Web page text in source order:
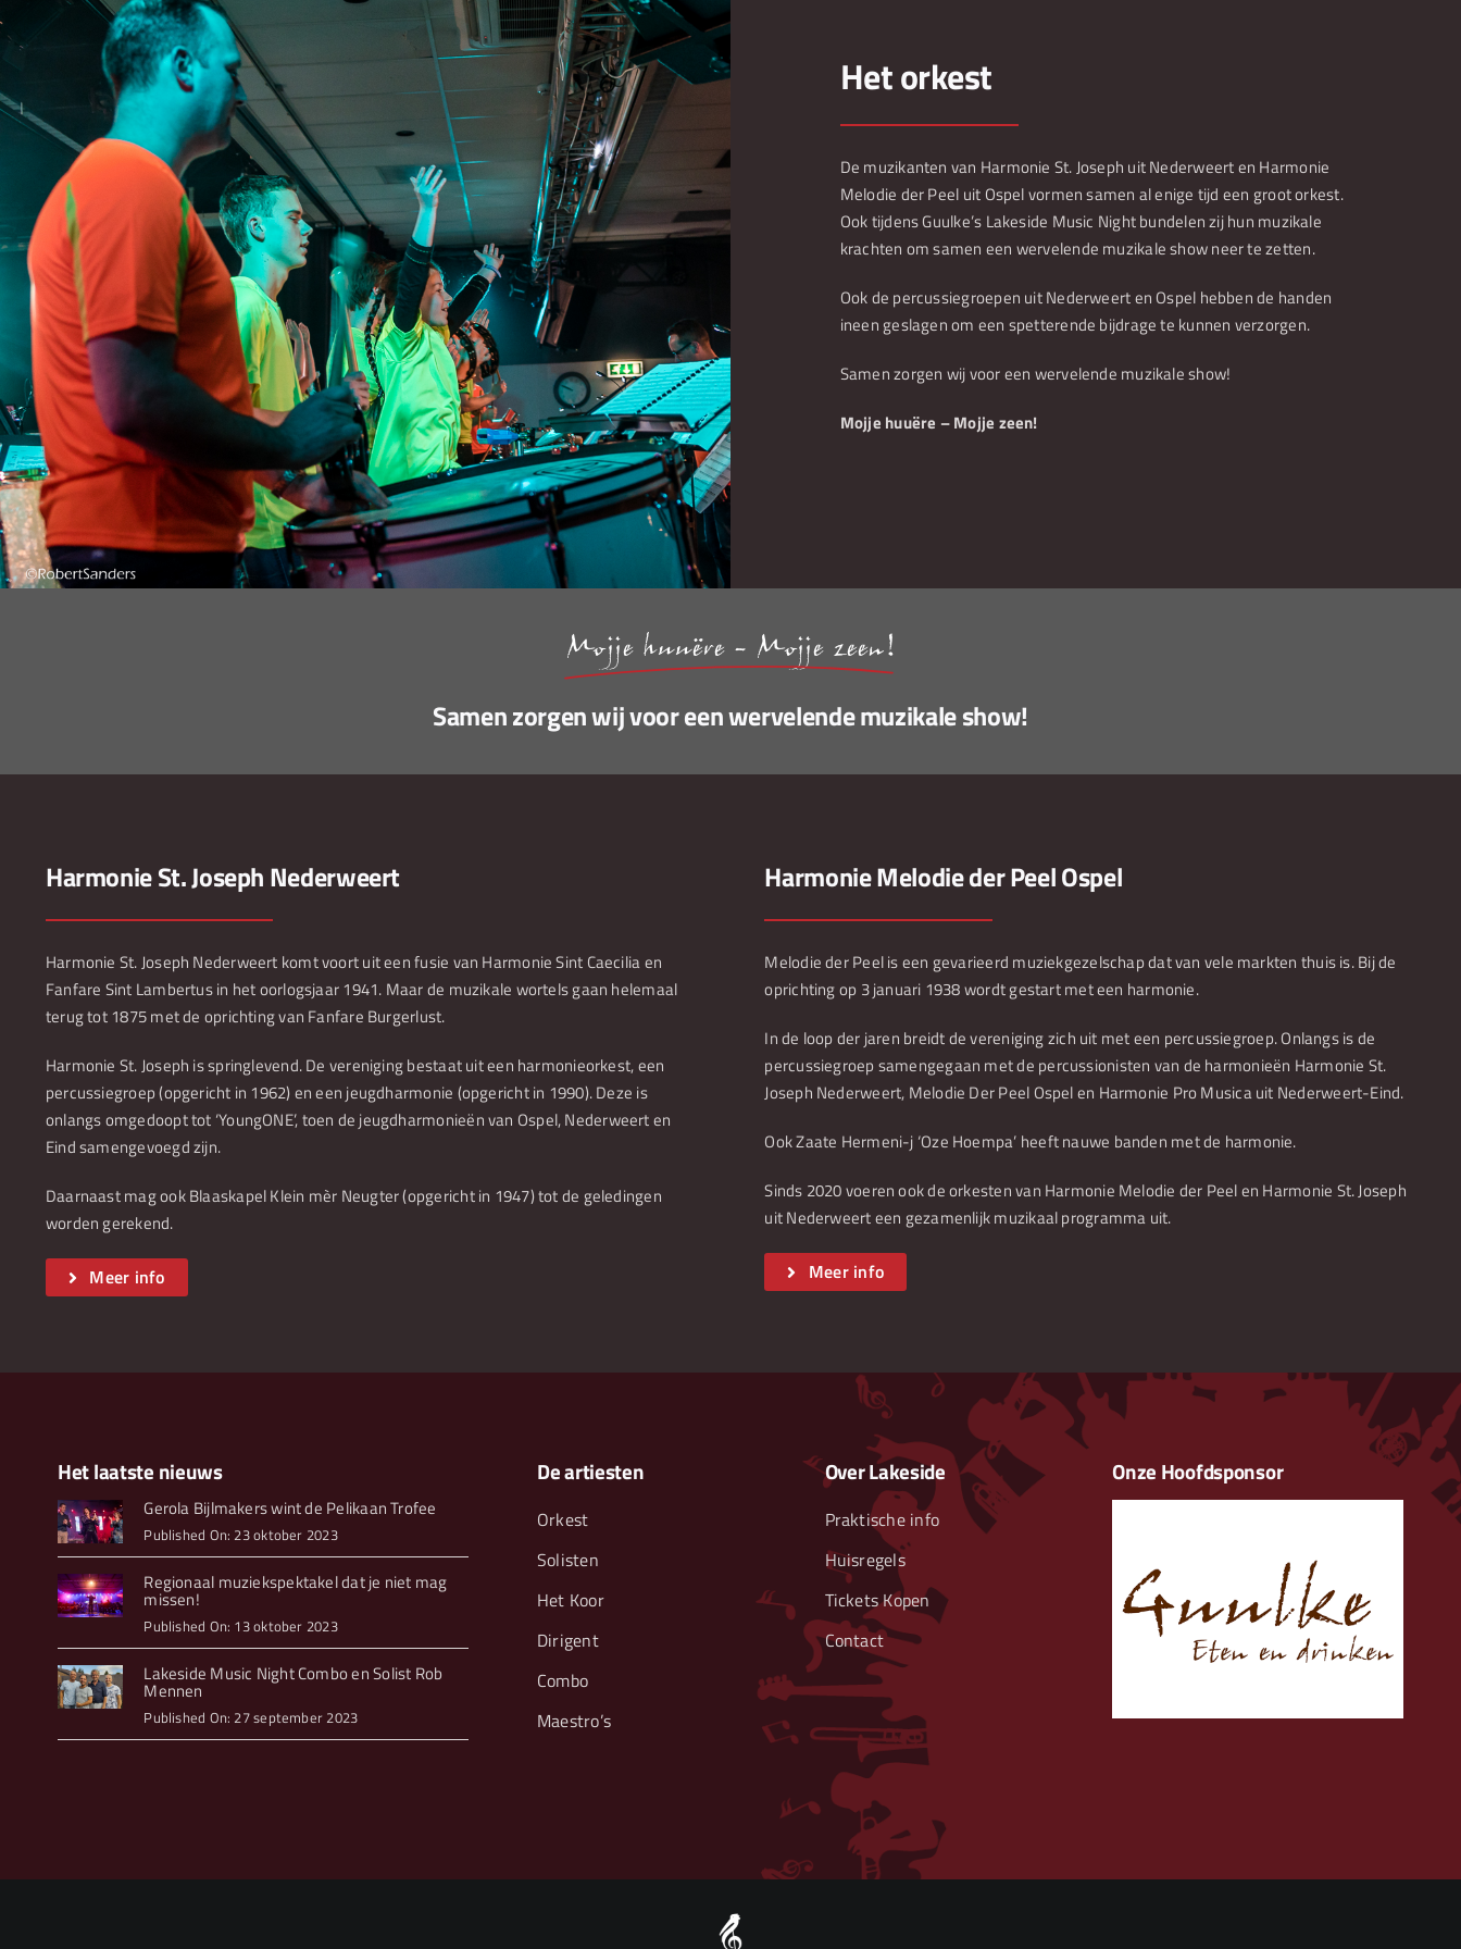
Het orkest
De muzikanten van Harmonie St. Joseph uit Nederweert en Harmonie
Melodie der Peel uit Ospel vormen samen al enige tijd een groot orkest.
Ook tijdens Guulke’s Lakeside Music Night bundelen zij hun muzikale
krachten om samen een wervelende muzikale show neer te zetten.
Ook de percussiegroepen uit Nederweert en Ospel hebben de handen
ineen geslagen om een spetterende bijdrage te kunnen verzorgen.
Samen zorgen wij voor een wervelende muzikale show!
Mojje huuëre – Mojje zeen!
Mojje huuëre - Mojje zeen!
Samen zorgen wij voor een wervelende muzikale show!
Harmonie St. Joseph Nederweert
Harmonie St. Joseph Nederweert komt voort uit een fusie van Harmonie Sint Caecilia en
Fanfare Sint Lambertus in het oorlogsjaar 1941. Maar de muzikale wortels gaan helemaal
terug tot 1875 met de oprichting van Fanfare Burgerlust.
Harmonie St. Joseph is springlevend. De vereniging bestaat uit een harmonieorkest, een
percussiegroep (opgericht in 1962) en een jeugdharmonie (opgericht in 1990). Deze is
onlangs omgedoopt tot ‘YoungONE’, toen de jeugdharmonieën van Ospel, Nederweert en
Eind samengevoegd zijn.
Daarnaast mag ook Blaaskapel Klein mèr Neugter (opgericht in 1947) tot de geledingen
worden gerekend.
Meer info
Harmonie Melodie der Peel Ospel
Melodie der Peel is een gevarieerd muziekgezelschap dat van vele markten thuis is. Bij de
oprichting op 3 januari 1938 wordt gestart met een harmonie.
In de loop der jaren breidt de vereniging zich uit met een percussiegroep. Onlangs is de
percussiegroep samengegaan met de percussionisten van de harmonieën Harmonie St.
Joseph Nederweert, Melodie Der Peel Ospel en Harmonie Pro Musica uit Nederweert-Eind.
Ook Zaate Hermeni-j ‘Oze Hoempa’ heeft nauwe banden met de harmonie.
Sinds 2020 voeren ook de orkesten van Harmonie Melodie der Peel en Harmonie St. Joseph
uit Nederweert een gezamenlijk muzikaal programma uit.
Meer info
Het laatste nieuws
Gerola Bijlmakers wint de Pelikaan Trofee
Published On: 23 oktober 2023
Regionaal muziekspektakel dat je niet mag
missen!
Published On: 13 oktober 2023
Lakeside Music Night Combo en Solist Rob
Mennen
Published On: 27 september 2023
De artiesten
Orkest
Solisten
Het Koor
Dirigent
Combo
Maestro’s
Over Lakeside
Praktische info
Huisregels
Tickets Kopen
Contact
Onze Hoofdsponsor